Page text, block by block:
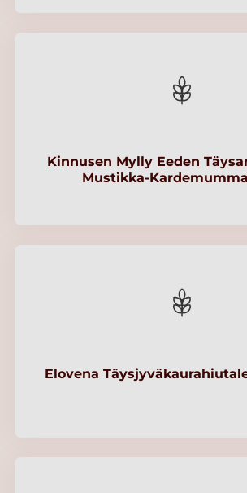
Kinnusen Mylly Eeden
Mustikka-
Elovena